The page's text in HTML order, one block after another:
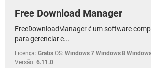
Free Download Manager
FreeDownloadManager é um software
para gerenciar e...
Licença: Gratis OS: Windows 7 Windows 8
Versão: 6.11.0